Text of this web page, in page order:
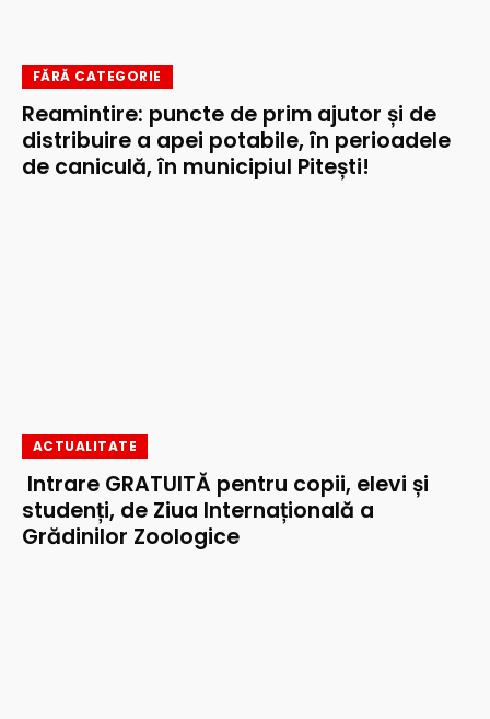
FĂRĂ CATEGORIE
Reamintire: puncte de prim ajutor și de
distribuire a apei potabile, în perioadele
de caniculă, în municipiul Pitești!
ACTUALITATE
Intrare GRATUITĂ pentru copii, elevi și
studenți, de Ziua Internațională a
Grădinilor Zoologice